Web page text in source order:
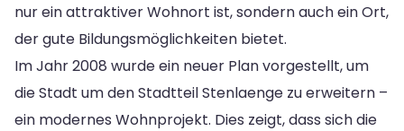
nur ein attraktiver Wohnort ist, sondern auch ein Ort,
der gute Bildungsmöglichkeiten bietet.
Im Jahr 2008 wurde ein neuer Plan vorgestellt, um
die Stadt um den Stadtteil Stenlaenge zu erweitern –
ein modernes Wohnprojekt. Dies zeigt, dass sich die